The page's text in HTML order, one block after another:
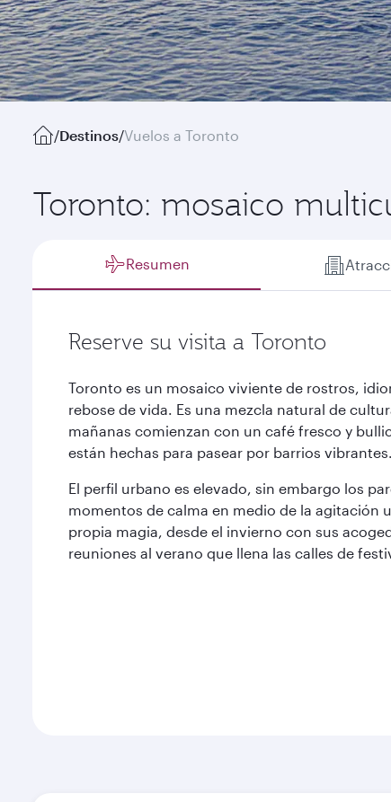
/Destinos/Vuelos a Toronto
Toronto: mosaico
Resumen
Reserve su visita a Toronto
Toronto es un mosaico viviente de rostros,
rebose de vida. Es una mezcla natural de
mañanas comienzan con un café fresco y
están hechas para pasear por barrios vibrantes.
El perfil urbano es elevado, sin embargo los
momentos de calma en medio de la agitación
propia magia, desde el invierno con sus
reuniones al verano que llena las calles de